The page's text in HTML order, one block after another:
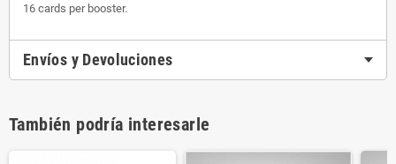
16 cards per booster.
Envíos y Devoluciones
También podría interesarle